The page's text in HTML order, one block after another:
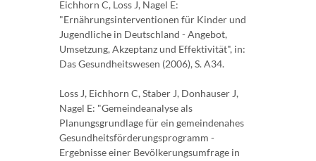
Eichhorn C, Loss J, Nagel E:
"Ernährungsinterventionen für Kinder und
Jugendliche in Deutschland - Angebot,
Umsetzung, Akzeptanz und Effektivität", in:
Das Gesundheitswesen (2006), S. A34.
Loss J, Eichhorn C, Staber J, Donhauser J,
Nagel E: "Gemeindeanalyse als
Planungsgrundlage für ein gemeindenahes
Gesundheitsförderungsprogramm -
Ergebnisse einer Bevölkerungsumfrage in